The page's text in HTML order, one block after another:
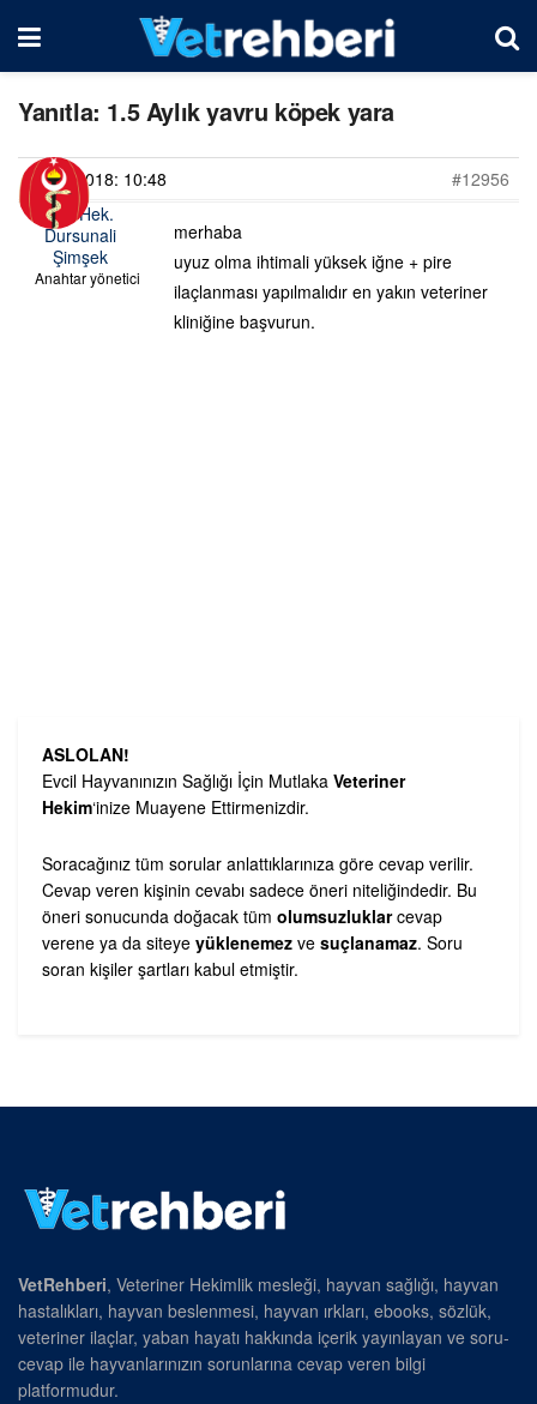
Yanıtla: 1.5 Aylık yavru köpek yara
30/09/2018: 10:48
#12956
Vet. Hek.
Dursunali
Şimşek
Anahtar yönetici
merhaba
uyuz olma ihtimali yüksek iğne + pire
ilaçlanması yapılmalıdır en yakın veteriner
kliniğine başvurun.
ASLOLAN!
Evcil Hayvanınızın Sağlığı İçin Mutlaka Veteriner
Hekim‘inize Muayene Ettirmenizdir.
Soracağınız tüm sorular anlattıklarınıza göre cevap verilir.
Cevap veren kişinin cevabı sadece öneri niteliğindedir. Bu
öneri sonucunda doğacak tüm olumsuzluklarcevap
verene ya da siteye yüklenemez ve suçlanamaz. Soru
soran kişiler şartları kabul etmiştir.
VetRehberi, Veteriner Hekimlik mesleği, hayvan sağlığı, hayvan
hastalıkları, hayvan beslenmesi, hayvan ırkları, ebooks, sözlük,
veteriner ilaçlar, yaban hayatı hakkında içerik yayınlayan ve soru-
cevap ile hayvanlarınızın sorunlarına cevap veren bilgi
platformudur.